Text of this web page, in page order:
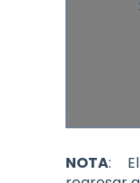
NOTA: